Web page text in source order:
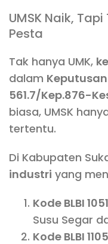
UMSK Naik,
Pesta
Tak hanya UMK,
dalam
561.7/Kep.876-
biasa, UMSK
tertentu.
Di Kabupaten
industri yang
Kode BLBI
Susu Segar
Kode BLBI